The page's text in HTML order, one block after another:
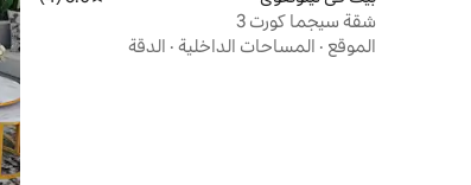
شقة سيجما كورت 3
الموقع · المساحات الداخلية · الدقة